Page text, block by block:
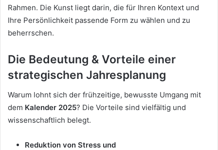
Rahmen. Die Kunst liegt darin, die für Ihren Kontext und
Ihre Persönlichkeit passende Form zu wählen und zu
beherrschen.
Die Bedeutung & Vorteile einer
strategischen Jahresplanung
Warum lohnt sich der frühzeitige, bewusste Umgang mit
dem Kalender 2025? Die Vorteile sind vielfältig und
wissenschaftlich belegt.
Reduktion von Stress und